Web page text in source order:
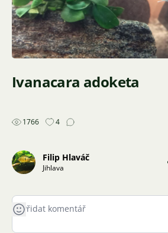
Ivanacara adoketa
1766 4
Filip Hlaváč
Jihlava